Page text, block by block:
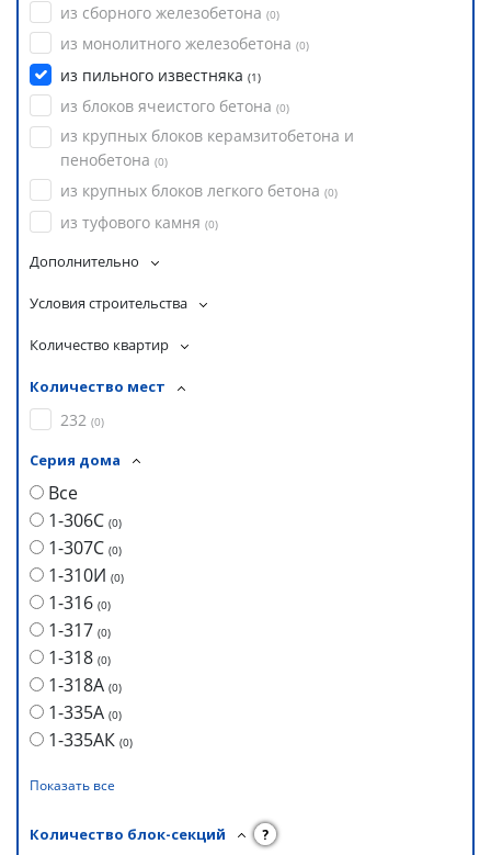
из сборного железобетона (0)
из монолитного железобетона (0)
из пильного известняка (1)
из блоков ячеистого бетона (0)
из крупных блоков керамзитобетона и
пенобетона (0)
из крупных блоков легкого бетона (0)
из туфового камня (0)
Дополнительно
Условия строительства
Количество квартир
Количество мест
232 (0)
Серия дома
Все
1-306С (0)
1-307С (0)
1-310И (0)
1-316 (0)
1-317 (0)
1-318 (0)
1-318А (0)
1-335А (0)
1-335АК (0)
Показать все
Количество блок-секций ?